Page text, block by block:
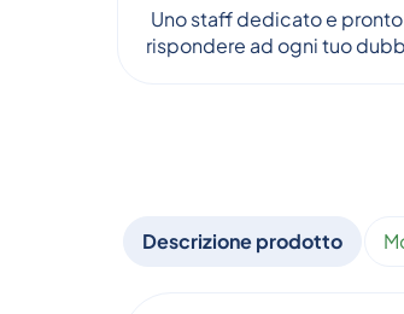
Uno staff dedicato e pronto
rispondere ad ogni tuo
Descrizione prodotto